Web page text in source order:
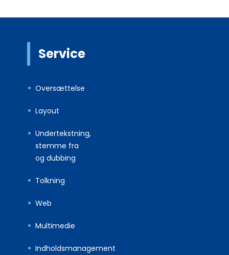
Service
Oversættelse
Layout
Undertekstning,
stemme fra
og dubbing
Tolkning
Web
Multimedie
Indholdsmanagement